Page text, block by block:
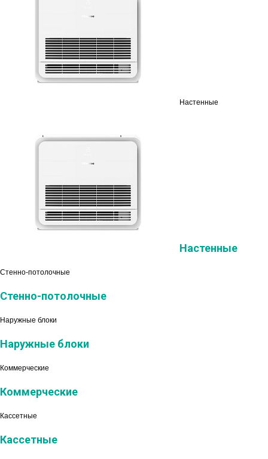
Настенные
Настенные
Стенно-потолочные
Стенно-потолочные
Наружные блоки
Наружные блоки
Коммерческие
Коммерческие
Кассетные
Кассетные